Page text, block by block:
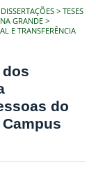
TESES
GRANDE
E TRANSFERÊNCIA
do